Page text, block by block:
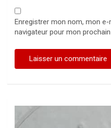
Enregistrer mon nom, mon
navigateur pour mon